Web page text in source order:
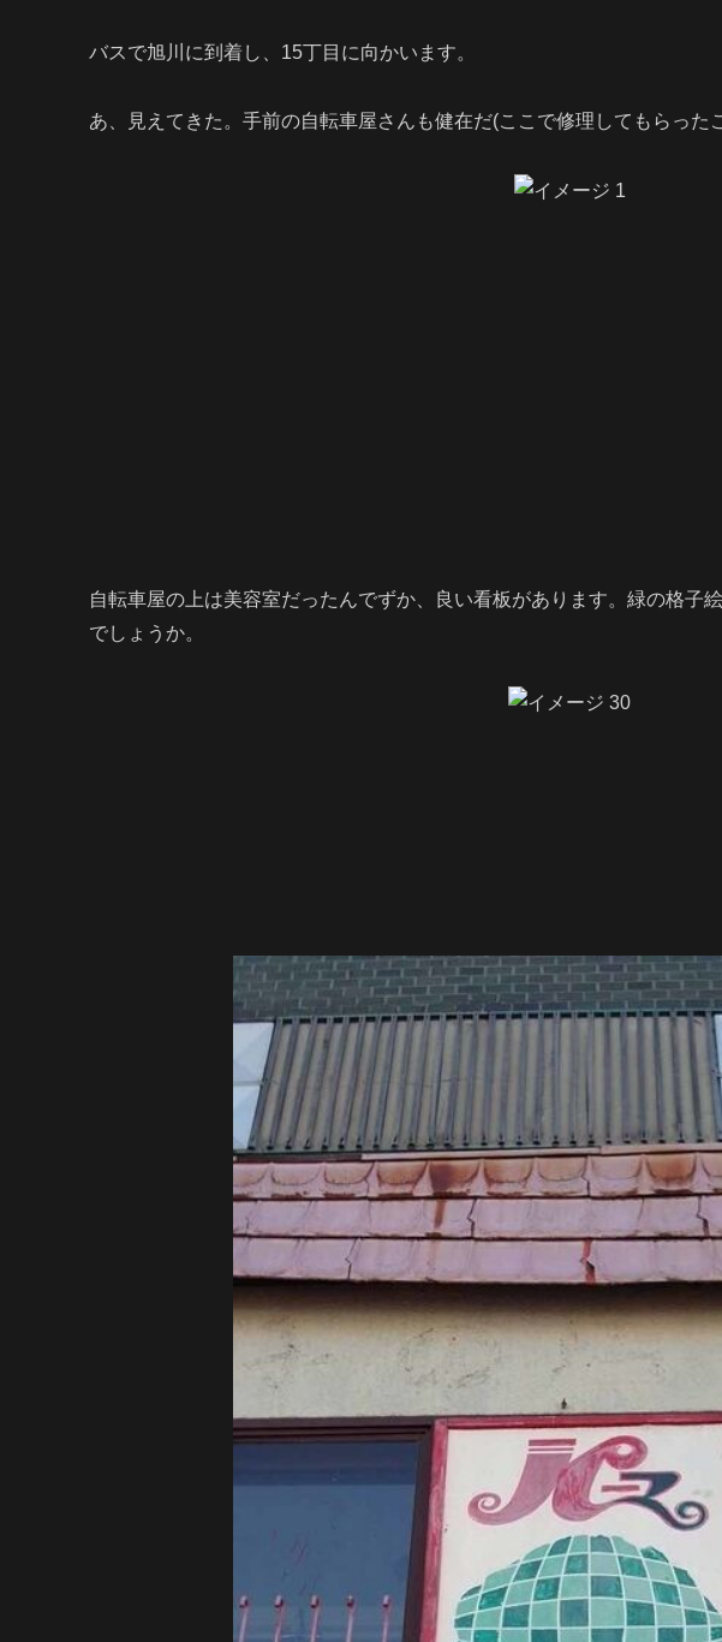
バスで旭川に到着し、15丁目に向かいます。
あ、見えてきた。手前の自転車屋さんも健在だ(ここで修理してもらった
自転車屋の上は美容室だったんでずか、良い看板があります。緑の格子
でしょうか。